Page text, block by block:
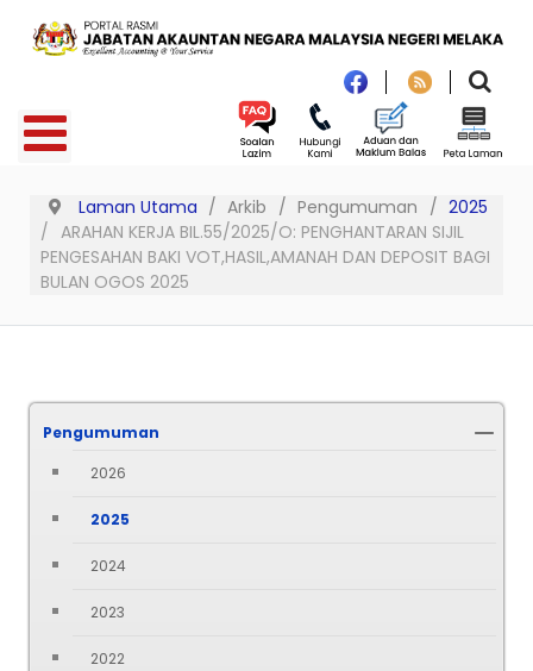
Laman Utama Arkib Pengumuman
2025
ARAHAN KERJA BIL.55/2025/O: PENGHANTARAN SIJIL
PENGESAHAN BAKI VOT,HASIL,AMANAH DAN DEPOSIT BAGI
BULAN OGOS 2025
Pengumuman
2026
2025
2024
2023
2022